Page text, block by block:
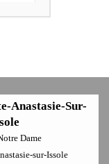
Anastasie-Sur-
Dame
sur-Issole